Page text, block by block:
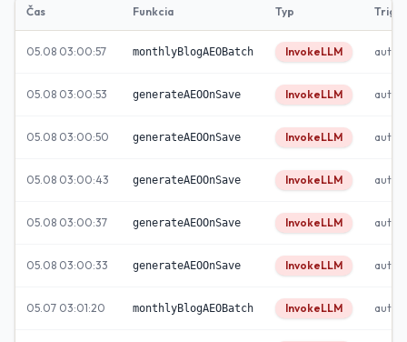
Čas Funkcia Typ
05.08 03:00:57 monthlyBlogAEOBatch InvokeLLM
05.08 03:00:53 generateAEOOnSave InvokeLLM
05.08 03:00:50 generateAEOOnSave InvokeLLM
05.08 03:00:43 generateAEOOnSave InvokeLLM
05.08 03:00:37 generateAEOOnSave InvokeLLM
05.08 03:00:33 generateAEOOnSave InvokeLLM
05.07 03:01:20 monthlyBlogAEOBatch InvokeLLM